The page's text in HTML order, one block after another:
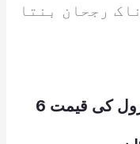
رجحان بنتا
پاکستان میں پٹرول کی قیمت 6